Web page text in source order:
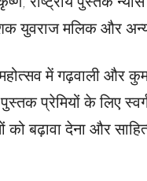
युवराज मलिक और अन्य
में गढ़वाली और
प्रेमियों के लिए
को बढ़ावा देना और